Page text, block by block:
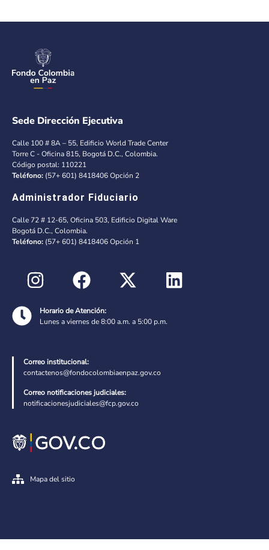
Sede Dirección Ejecutiva
Calle 100 # 8A – 55, Edificio World Trade Center
Torre C - Oficina 815, Bogotá D.C., Colombia.
Código postal: 110221
Teléfono: (57+ 601) 8418406 Opción 2
Administrador Fiduciario
Calle 72 # 12-65, Oficina 503, Edificio Digital Ware
Bogotá D.C., Colombia.
Teléfono: (57+ 601) 8418406 Opción 1
Horario de Atención:
Lunes a viernes de 8:00 a.m. a 5:00 p.m.
Correo institucional:
contactenos@fondocolombiaenpaz.gov.co
Correo notificaciones judiciales:
notificacionesjudiciales@fcp.gov.co
Mapa del sitio